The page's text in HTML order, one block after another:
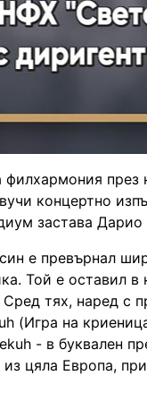
през
концертно
застава
е превърнал
Той е оставил
тях, наред с
(Игра на
- в буквален
из цяла Европа,